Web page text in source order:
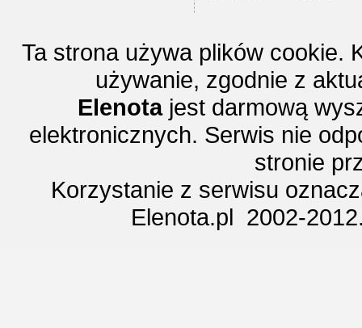
Ta strona używa plików cookie.
używanie, zgodnie z
Elenotajest darmową
elektronicznych. Serwis nie
stronie
Korzystanie z serwisu
Elenota.pl 2002-